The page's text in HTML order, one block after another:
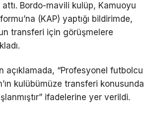
attı. Bordo-mavili kulüp, Kamuoyu
(KAP) yaptığı bildirimde,
transferi için görüşmelere
açıklamada, “Profesyonel futbolcu
kulübümüze transferi konusunda
ifadelerine yer verildi.